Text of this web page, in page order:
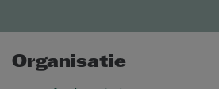
Organisatie